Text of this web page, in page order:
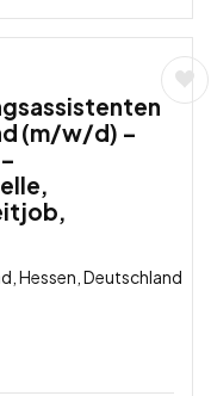
(m/w/d) –
Hessen, Deutschland